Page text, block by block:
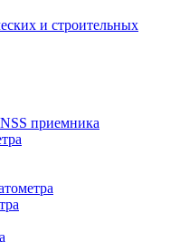
и строительных
приемника